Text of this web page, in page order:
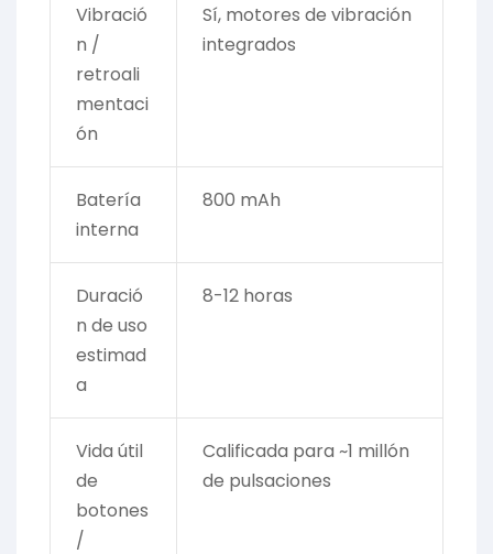
Vibració
n /
retroali
mentaci
ón
Sí, motores de vibración
integrados
Batería
interna
800 mAh
Duració
n de uso
estimad
a
8-12 horas
Vida útil
de
botones
/
Calificada para ~1 millón
de pulsaciones